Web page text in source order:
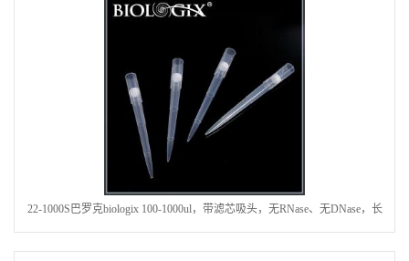
22-1000S巴罗克biologix 100-1000ul，带滤芯吸头，无RNase、无DNase，长
度102mm